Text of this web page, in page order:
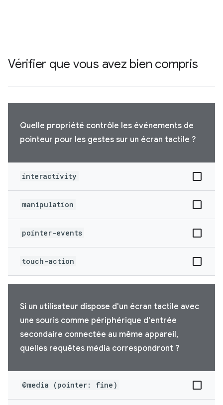
Vérifier que vous avez bien compris
Quelle propriété contrôle les événements de
pointeur pour les gestes sur un écran tactile ?
interactivity
manipulation
pointer-events
touch-action
Si un utilisateur dispose d'un écran tactile avec
une souris comme périphérique d'entrée
secondaire connectée au même appareil,
quelles requêtes média correspondront ?
@media (pointer: fine)